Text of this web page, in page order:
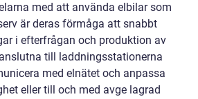
med att använda elbilar som
är deras förmåga att snabbt
i efterfrågan och produktion av
till laddningsstationerna
med elnätet och anpassa
eller till och med avge lagrad